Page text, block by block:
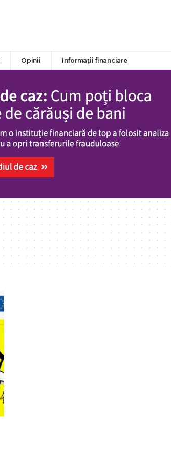
Opinii Informații financiare